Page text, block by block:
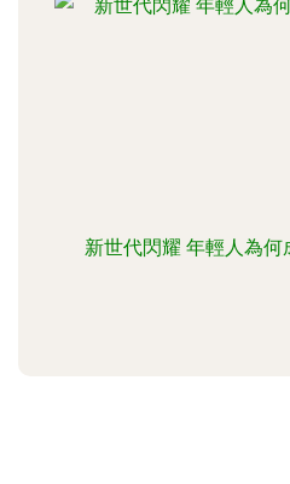
新世代閃耀 年輕人為何